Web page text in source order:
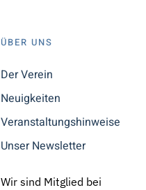
ÜBER UNS
Der Verein
Neuigkeiten
Veranstaltungshinweise
Unser Newsletter
Wir sind Mitglied bei